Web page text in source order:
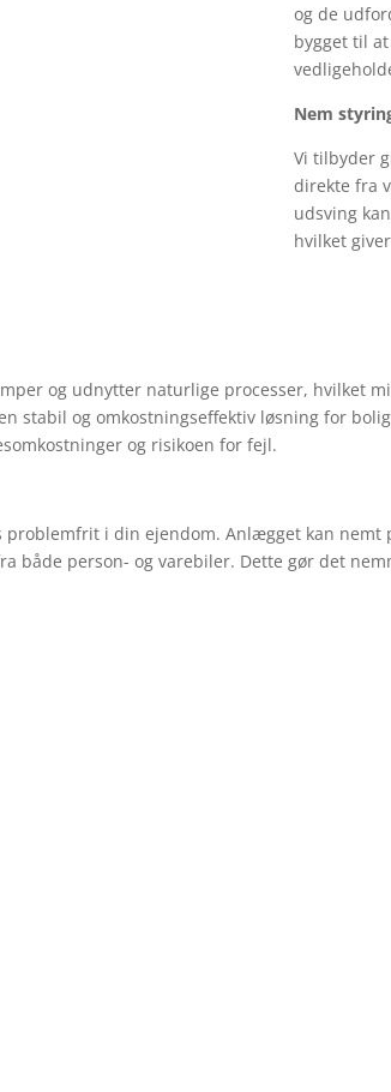
og de
bygget til
Nem
Vi tilbyder
direkte fra
udsving
hvilket
og udnytter naturlige processer, hvilket
stabil og omkostningseffektiv løsning for
og risikoen for fejl.
i din ejendom. Anlægget kan
både person- og varebiler. Dette gør det